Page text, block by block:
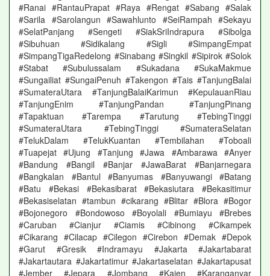
#Ranai #RantauPrapat #Raya #Rengat #Sabang #Salak
#Sarila #Sarolangun #Sawahlunto #SeiRampah #Sekayu
#SelatPanjang #Sengeti #SiakSriIndrapura #Sibolga
#Sibuhuan #Sidikalang #Sigli #SimpangEmpat
#SimpangTigaRedelong #Sinabang #Singkil #Sipirok #Solok
#Stabat #Subulussalam #Sukadana #SukaMakmue
#Sungailiat #SungaiPenuh #Takengon #Tais #TanjungBalai
#SumateraUtara #TanjungBalaiKarimun #KepulauanRiau
#TanjungEnim #TanjungPandan #TanjungPinang
#Tapaktuan #Tarempa #Tarutung #TebingTinggi
#SumateraUtara #TebingTinggi #SumateraSelatan
#TelukDalam #TelukKuantan #Tembilahan #Toboali
#Tuapejat #Ujung #Tanjung #Jawa #Ambarawa #Anyer
#Bandung #Bangil #Banjar #JawaBarat #Banjarnegara
#Bangkalan #Bantul #Banyumas #Banyuwangi #Batang
#Batu #Bekasi #Bekasibarat #Bekasiutara #Bekasitimur
#Bekasiselatan #tambun #cikarang #Blitar #Blora #Bogor
#Bojonegoro #Bondowoso #Boyolali #Bumiayu #Brebes
#Caruban #Cianjur #Ciamis #Cibinong #Cikampek
#Cikarang #Cilacap #Cilegon #Cirebon #Demak #Depok
#Garut #Gresik #Indramayu #Jakarta #Jakartabarat
#Jakartautara #Jakartatimur #Jakartaselatan #Jakartapusat
#Jember #Jepara #Jombang #Kajen #Karanganyar